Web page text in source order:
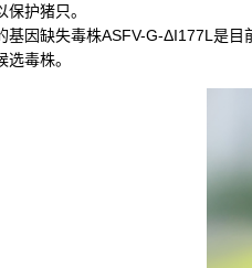
保护猪只。
基因缺失毒株ASFV-G-ΔI177L是
毒株。